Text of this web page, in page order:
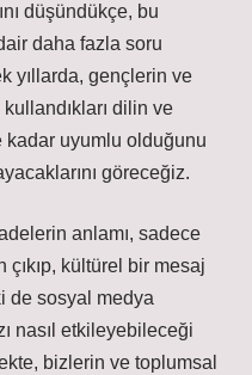
düşündükçe, bu
daha fazla soru
yıllarda, gençlerin ve
kullandıkları dilin ve
kadar uyumlu olduğunu
göreceğiz.
anlamı, sadece
kültürel bir mesaj
de sosyal medya
nasıl etkileyebileceği
bizlerin ve toplumsal